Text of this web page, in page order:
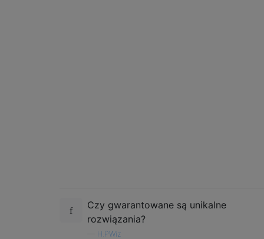
Czy gwarantowane są unikalne
rozwiązania?
H.PWiz